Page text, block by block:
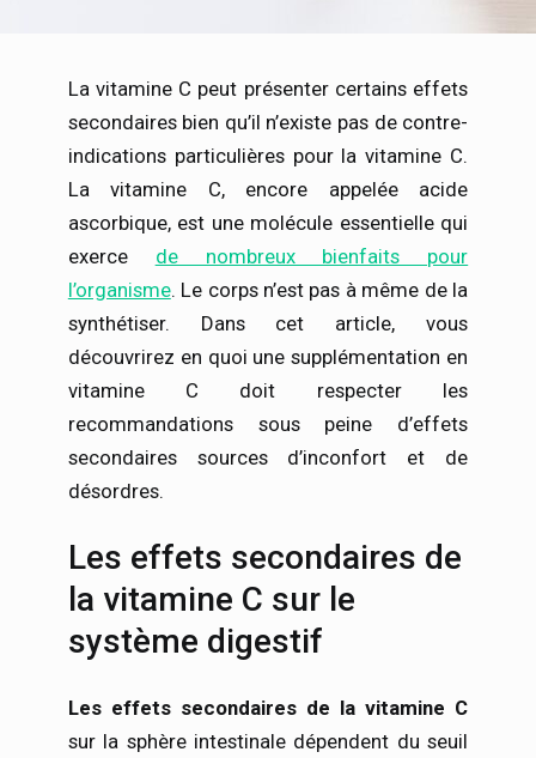
La vitamine C peut présenter certains effets
secondaires bien qu’il n’existe pas de contre-
indications particulières pour la vitamine C.
La vitamine C, encore appelée acide
ascorbique, est une molécule essentielle qui
exerce de nombreux bienfaits pour
l’organisme. Le corps n’est pas à même de la
synthétiser. Dans cet article, vous
découvrirez en quoi une supplémentation en
vitamine C doit respecter les
recommandations sous peine d’effets
secondaires sources d’inconfort et de
désordres.
Les effets secondaires de
la vitamine C sur le
système digestif
Les effets secondaires de la vitamine C
sur la sphère intestinale dépendent du seuil